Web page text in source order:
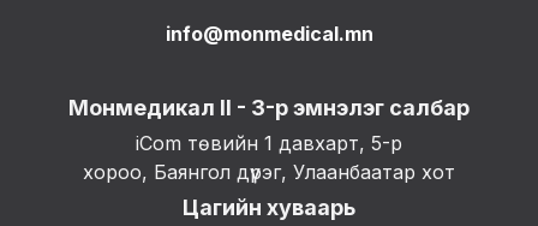
info@monmedical.mn
Монмедикал II - 3-р эмнэлэг салбар
iCom төвийн 1 давхарт, 5-р
хороо, Баянгол дүүрэг, Улаанбаатар хот
Цагийн хуваарь